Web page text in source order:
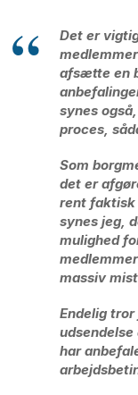
Det er
afsætte en
synes
proces,
Som
det er
rent faktisk
synes jeg,
mulighed
massiv
Endelig
har